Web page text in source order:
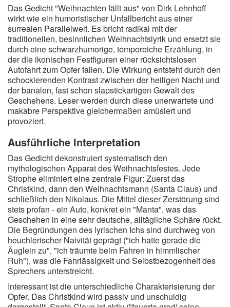
Das Gedicht "Weihnachten fällt aus" von Dirk Lehnhoff
wirkt wie ein humoristischer Unfallbericht aus einer
surrealen Parallelwelt. Es bricht radikal mit der
traditionellen, besinnlichen Weihnachtslyrik und ersetzt sie
durch eine schwarzhumorige, temporeiche Erzählung, in
der die ikonischen Festfiguren einer rücksichtslosen
Autofahrt zum Opfer fallen. Die Wirkung entsteht durch den
schockierenden Kontrast zwischen der heiligen Nacht und
der banalen, fast schon slapstickartigen Gewalt des
Geschehens. Leser werden durch diese unerwartete und
makabre Perspektive gleichermaßen amüsiert und
provoziert.
Ausführliche Interpretation
Das Gedicht dekonstruiert systematisch den
mythologischen Apparat des Weihnachtsfestes. Jede
Strophe eliminiert eine zentrale Figur: Zuerst das
Christkind, dann den Weihnachtsmann (Santa Claus) und
schließlich den Nikolaus. Die Mittel dieser Zerstörung sind
stets profan - ein Auto, konkret ein "Manta", was das
Geschehen in eine sehr deutsche, alltägliche Sphäre rückt.
Die Begründungen des lyrischen Ichs sind durchweg von
heuchlerischer Naivität geprägt ("ich hatte gerade die
Äuglein zu", "ich träumte beim Fahren in himmlischer
Ruh"), was die Fahrlässigkeit und Selbstbezogenheit des
Sprechers unterstreicht.
Interessant ist die unterschiedliche Charakterisierung der
Opfer. Das Christkind wird passiv und unschuldig